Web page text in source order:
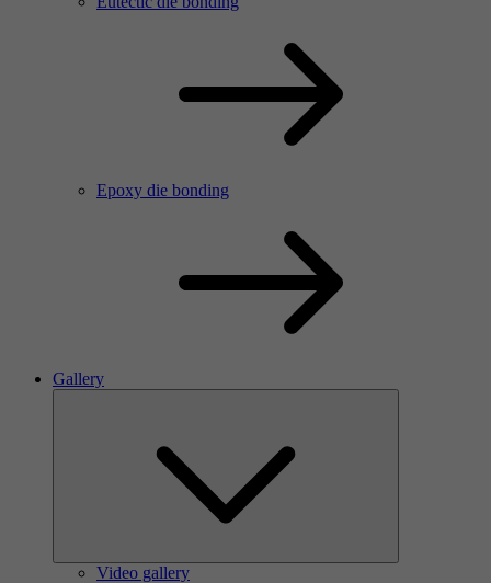
Epoxy die bonding
Gallery
Video gallery